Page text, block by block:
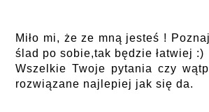
Miło mi, że ze mną jesteś !
ślad po sobie,tak będzie łatwiej :)
Wszelkie Twoje pytania czy
rozwiązane najlepiej jak się da.